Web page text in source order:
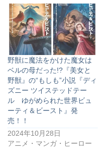
野獣に魔法をかけた魔女は
ベルの母だった!?『美女と
野獣』の“もしも”小説『ディ
ズニー ツイステッドテー
ル ゆがめられた世界ビュ
ーティ＆ビースト』発
売！！
2024年10月28日
アニメ・マンガ・ヒーロー